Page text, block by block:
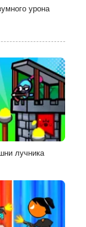
урона
лучника